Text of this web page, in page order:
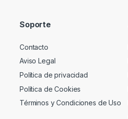
Soporte
Contacto
Aviso Legal
Política de privacidad
Política de Cookies
Términos y Condiciones de Uso